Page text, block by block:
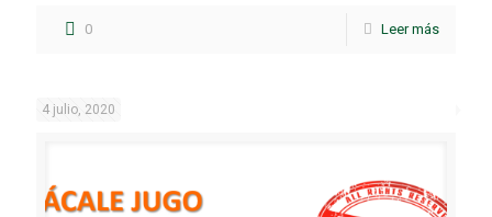
0 Leer más
4 julio, 2020